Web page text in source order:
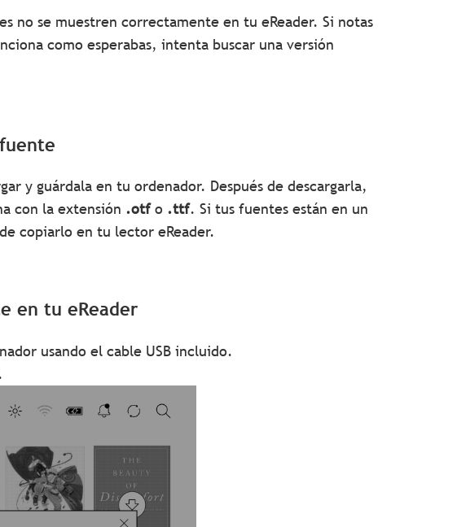
no se muestren correctamente en tu eReader. Si notas
como esperabas, intenta buscar una versión
y guárdala en tu ordenador. Después de descargarla,
con la extensión .otfo .ttf. Si tus fuentes están en un
copiarlo en tu lector eReader.
en tu eReader
usando el cable USB incluido.